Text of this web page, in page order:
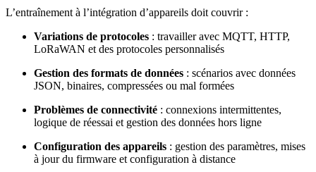
L’entraînement à l’intégration d’appareils doit couvrir :
Variations de protocoles : travailler avec MQTT, HTTP,
LoRaWAN et des protocoles personnalisés
Gestion des formats de données : scénarios avec données
JSON, binaires, compressées ou mal formées
Problèmes de connectivité : connexions intermittentes,
logique de réessai et gestion des données hors ligne
Configuration des appareils : gestion des paramètres, mises
à jour du firmware et configuration à distance